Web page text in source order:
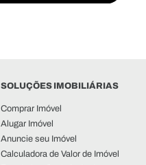
SOLUÇÕES IMOBILIÁRIAS
Comprar Imóvel
Alugar Imóvel
Anuncie seu Imóvel
Calculadora de Valor de Imóvel